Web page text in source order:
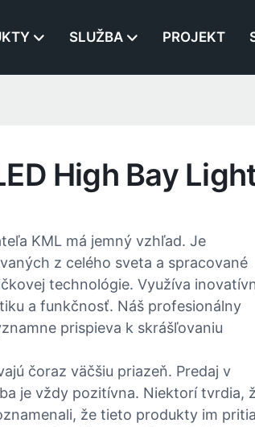
SLUŽBA PROJEKT
High Bay
KML má jemný vzhľad. Je
z celého sveta a spracované
technológie. Využíva
a funkčnosť. Náš profesionálny
prispieva k skrášľovaniu
čoraz väčšiu priazeň. Predaj v
je vždy pozitívna. Niektorí tvrdia,
že tieto produkty im